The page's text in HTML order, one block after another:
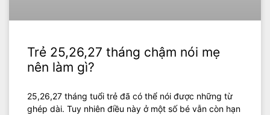
Trẻ 25,26,27 tháng chậm nói mẹ
nên làm gì?
25,26,27 tháng tuổi trẻ đã có thể nói được những từ
ghép dài. Tuy nhiên điều này ở một số bé vẫn còn hạn